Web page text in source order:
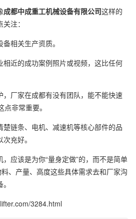
成都中成重工机械设备有限公司这样的
注：
相关生产资质。
相近的成功案例照片或视频，这比任何
，厂家在成都有没有团队，能不能快速
非常重要。
楚链条、电机、减速机等核心部件的品
充好。
应该是为你“量身定做”的，而不是简单
、产量、高度这些具体需求去和厂家沟
3284.html